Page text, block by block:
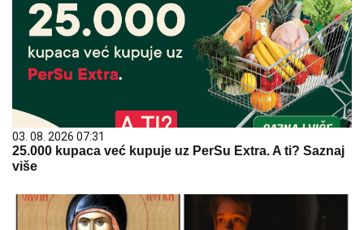
03. 08. 2026 07:31
25.000 kupaca već kupuje uz PerSu Extra. A ti? Saznaj
više